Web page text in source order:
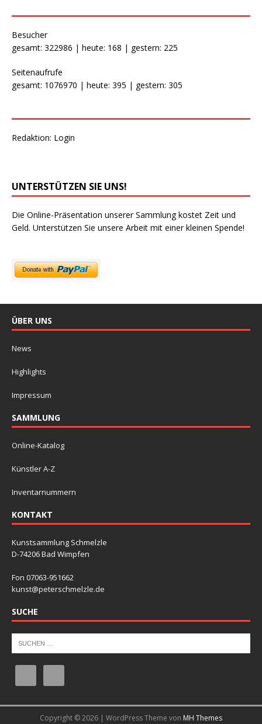
Besucher
gesamt: 322986 | heute: 168 | gestern: 225
Seitenaufrufe
gesamt: 1076970 | heute: 395 | gestern: 305
Redaktion: Login
UNTERSTÜTZEN SIE UNS!
Die Online-Präsentation unserer Sammlung kostet Zeit und
Geld. Unterstützen Sie unsere Arbeit mit einer kleinen Spende!
ÜBER UNS
News
Highlights
Impressum
SAMMLUNG
Online-Katalog
Künstler A-Z
Inventarnummern
KONTAKT
Kunstsammlung Schmelzle
D-74206 Bad Wimpfen
Fon 07063-951662
kunst@peterschmelzle.de
SUCHE
Copyright © 2026 | WordPress Theme von MH Themes